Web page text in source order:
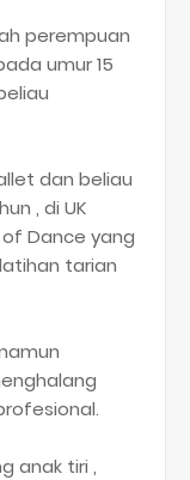
perempuan
umur 15
dan beliau
, di UK
Dance yang
tarian
anak tiri ,